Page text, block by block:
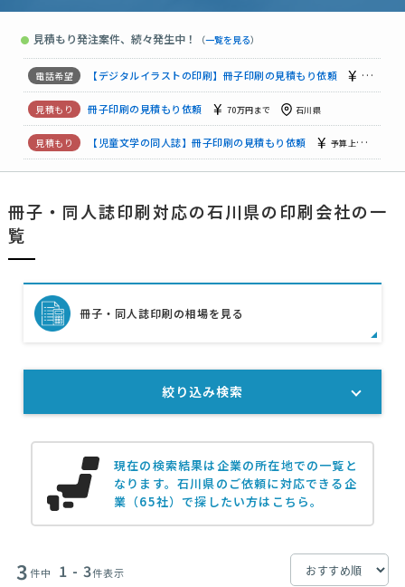
● 見積もり発注案件、続々発生中！ （一覧を見る）
冊子印刷の見積もり依頼 予算上限なし 石川県
ハードカバーの絵本印刷の見積もり依頼
【デジタルイラストの印刷】冊子印刷の見積もり依頼 相談して
冊子印刷の見積もり依頼 70万円まで 石川県
【児童文学の同人誌】冊子印刷の見積もり依頼 予算上限なし
冊子印刷の見積もり依頼
ハードカバーの絵本印刷の見積もり依頼 50万円まで 石川県
冊子・同人誌印刷対応の石川県の印刷会社の一
覧
現在の検索結果は企業の所在地での一覧と
なります。石川県のご依頼に対応できる企
業（65社）で探したい方はこちら。
3件中 1 - 3件表示
冊子・同人誌印刷の相場を見る
絞り込み検索